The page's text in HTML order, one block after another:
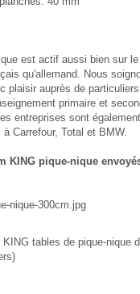
est actif aussi bien sur le
qu'allemand. Nous
plaisir auprès de
primaire et
entreprises sont
Carrefour, Total et BMW.
KING pique-nique
tables de pique-nique